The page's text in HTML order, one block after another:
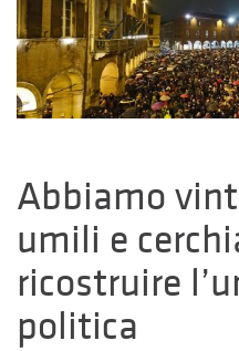
Abbiamo
umili e
ricostruire
politica